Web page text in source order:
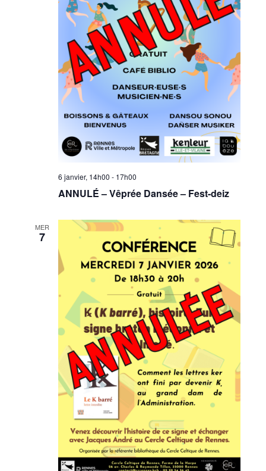
6 janvier, 14h00 - 17h00
ANNULÉ – Vêprée Dansée – Fest-deiz
MER
7